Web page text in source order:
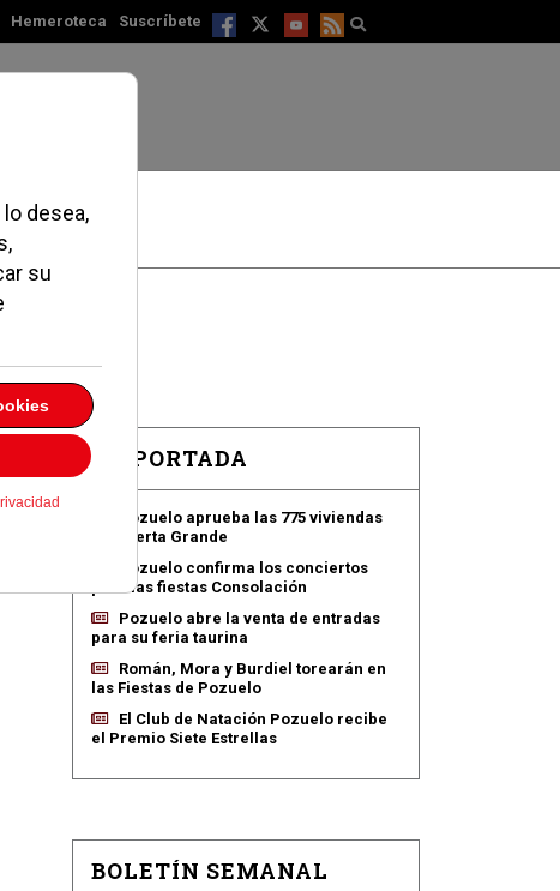
Hemeroteca Suscríbete
EN PORTADA
Pozuelo aprueba las 775 viviendas
de Huerta Grande
Pozuelo confirma los conciertos
para las fiestas Consolación
Pozuelo abre la venta de entradas
para su feria taurina
Román, Mora y Burdiel torearán en
las Fiestas de Pozuelo
El Club de Natación Pozuelo recibe
el Premio Siete Estrellas
BOLETÍN SEMANAL